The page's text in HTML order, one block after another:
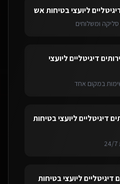
ליועצי בטיחות אש
ומשלוחים
דיגיטליים ליועצי
במקום אחד
דיגיטליים ליועצי בטיחות
דיגיטליים ליועצי בטיחות